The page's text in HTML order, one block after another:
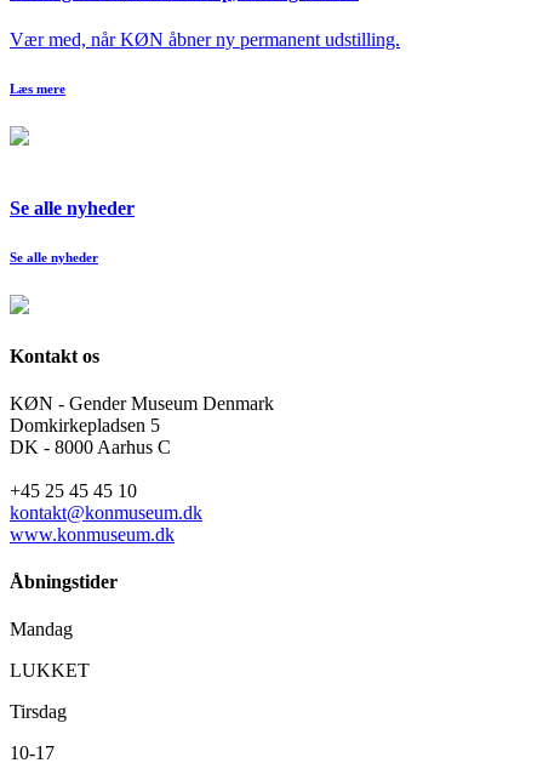
Vær med, når KØN åbner ny permanent udstilling.
Læs mere
Se alle nyheder
Se alle nyheder
Kontakt os
KØN - Gender Museum Denmark
Domkirkepladsen 5
DK - 8000 Aarhus C
+45 25 45 45 10
kontakt@konmuseum.dk
www.konmuseum.dk
Åbningstider
Mandag
LUKKET
Tirsdag
10-17